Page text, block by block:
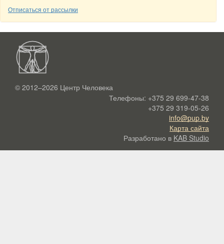
Отписаться от рассылки
© 2012–2026 Центр Человека
Телефоны: +375 29 699-47-38
+375 29 319-05-26
info@pup.by
Карта сайта
Разработано в KAB Studio